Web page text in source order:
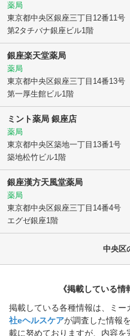
薬局
東京都中央区銀座三丁目12番11号
第2タチバナ銀座ビル1階
銀座楽天堂薬局
薬局
東京都中央区銀座三丁目14番13号
第一厚生館ビル1階
ミント薬局 銀座店
薬局
東京都中央区築地一丁目13番1号
築地松竹ビル1階
銀座漢方天風堂薬局
薬局
東京都中央区銀座三丁目14番4号
エグゼ銀座1階
中央区
《掲載している情
掲載している各種情報は、ミ
社eヘルスケアが調査した情報
載に努めておりますが、内容